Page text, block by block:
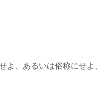
よ、あるいは俗称にせよ、